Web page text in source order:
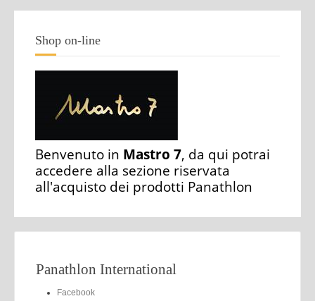
Shop on-line
Benvenuto in Mastro 7, da qui potrai
accedere alla sezione riservata
all'acquisto dei prodotti Panathlon
Panathlon International
Facebook